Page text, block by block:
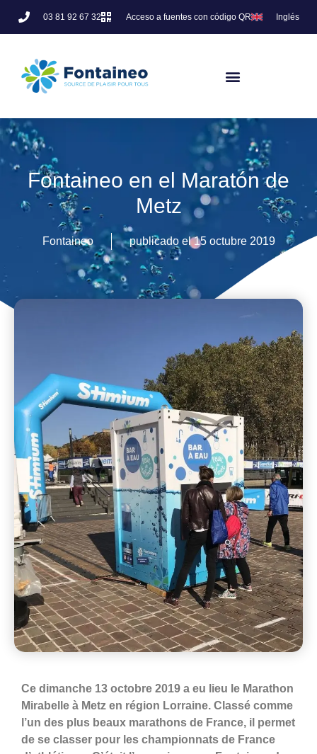
03 81 92 67 32 Acceso a fuentes con código QR Inglés
Fontaineo en el Maratón de
Metz
Fontaineo publicado el15 octubre 2019
Ce dimanche 13 octobre 2019 a eu lieu le Marathon
Mirabelle à Metz en région Lorraine. Classé comme
l’un des plus beaux marathons de France, il permet
de se classer pour les championnats de France